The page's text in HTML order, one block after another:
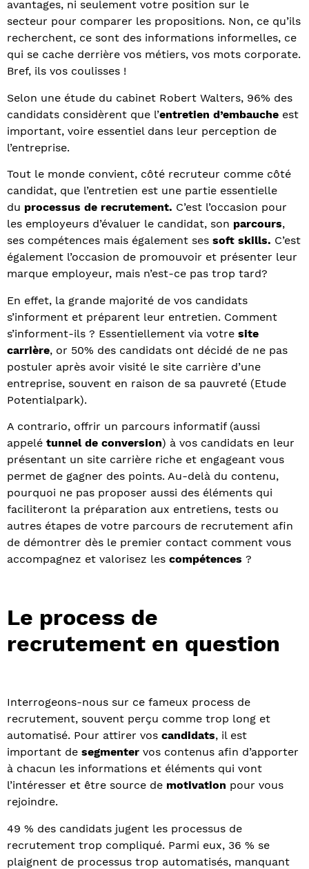
avantages, ni seulement votre position sur le
secteur pour comparer les propositions. Non, ce qu’ils
recherchent, ce sont des informations informelles, ce
qui se cache derrière vos métiers, vos mots corporate.
Bref, ils vos coulisses !
Selon une étude du cabinet Robert Walters, 96% des
candidats considèrent que l’entretien d’embauche est
important, voire essentiel dans leur perception de
l’entreprise.
Tout le monde convient, côté recruteur comme côté
candidat, que l’entretien est une partie essentielle
du processus de recrutement. C’est l’occasion pour
les employeurs d’évaluer le candidat, son parcours,
ses compétences mais également ses soft skills. C’est
également l’occasion de promouvoir et présenter leur
marque employeur, mais n’est-ce pas trop tard?
En effet, la grande majorité de vos candidats
s’informent et préparent leur entretien. Comment
s’informent-ils ? Essentiellement via votre site
carrière, or 50% des candidats ont décidé de ne pas
postuler après avoir visité le site carrière d’une
entreprise, souvent en raison de sa pauvreté (Etude
Potentialpark).
A contrario, offrir un parcours informatif (aussi
appelé tunnel de conversion) à vos candidats en leur
présentant un site carrière riche et engageant vous
permet de gagner des points. Au-delà du contenu,
pourquoi ne pas proposer aussi des éléments qui
faciliteront la préparation aux entretiens, tests ou
autres étapes de votre parcours de recrutement afin
de démontrer dès le premier contact comment vous
accompagnez et valorisez les compétences ?
Le process de
recrutement en question
Interrogeons-nous sur ce fameux process de
recrutement, souvent perçu comme trop long et
automatisé. Pour attirer vos candidats, il est
important de segmenter vos contenus afin d’apporter
à chacun les informations et éléments qui vont
l’intéresser et être source de motivation pour vous
rejoindre.
49 % des candidats jugent les processus de
recrutement trop compliqué. Parmi eux, 36 % se
plaignent de processus trop automatisés, manquant